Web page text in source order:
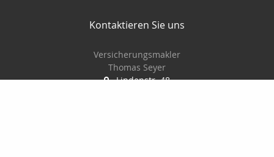
Kontaktieren Sie uns
Versicherungsmakler
Thomas Seyer
Lindenstr. 48